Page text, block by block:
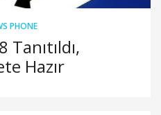
PHONE
Hazır